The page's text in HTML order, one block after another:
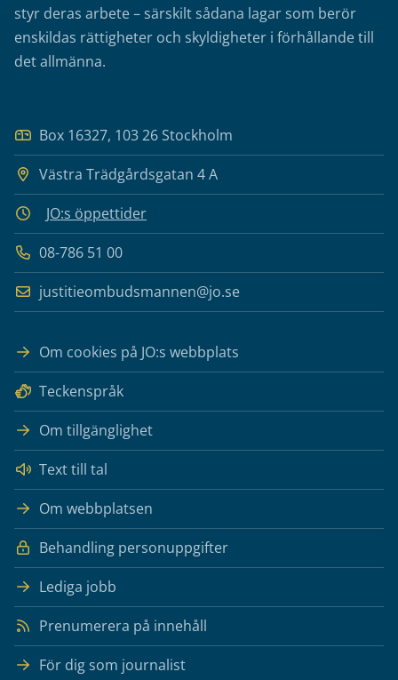
styr deras arbete – särskilt sådana lagar som berör
enskildas rättigheter och skyldigheter i förhållande till
det allmänna.
Box 16327, 103 26 Stockholm
Västra Trädgårdsgatan 4 A
JO:s öppettider
08-786 51 00
justitieombudsmannen@jo.se
Om cookies på JO:s webbplats
Teckenspråk
Om tillgänglighet
Text till tal
Om webbplatsen
Behandling personuppgifter
Lediga jobb
Prenumerera på innehåll
För dig som journalist